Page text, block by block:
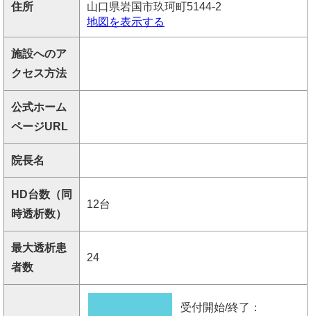
住所
山口県岩国市玖珂町5144-2
地図を表示する
施設へのア
クセス方法
公式ホーム
ページURL
院長名
HD台数（同
時透析数）
12台
最大透析患
者数
24
受付開始/終了：